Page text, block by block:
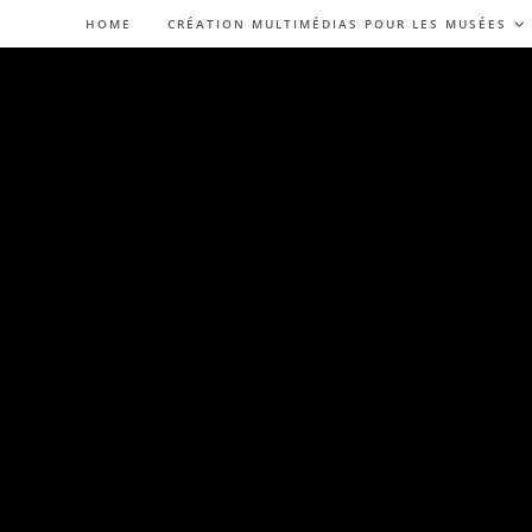
HOME CRÉATION MULTIMÉDIAS POUR LES MUSÉES